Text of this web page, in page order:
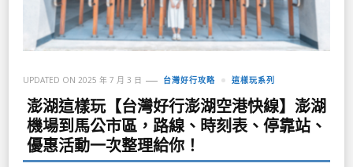
UPDATED ON 2025 年 7 月 3 日 台灣好行攻略 這樣玩系列
澎湖這樣玩【台灣好行澎湖空港快線】澎湖
機場到馬公市區，路線、時刻表、停靠站、
優惠活動一次整理給你！